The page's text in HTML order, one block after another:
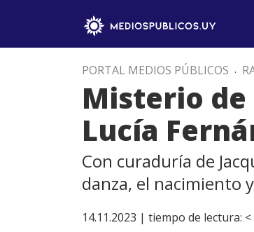
PORTAL MEDIOS PÚBLICOS .
Misterio
Lucía
Con curaduría de
danza, el nacimiento
14.11.2023 | tiempo de lectura: <